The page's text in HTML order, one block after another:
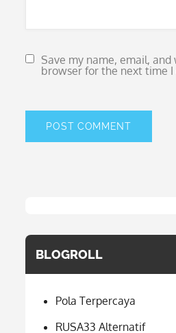
Save my name, email,
browser for the next time I
BLOGROLL
Pola Terpercaya
RUSA33 Alternatif